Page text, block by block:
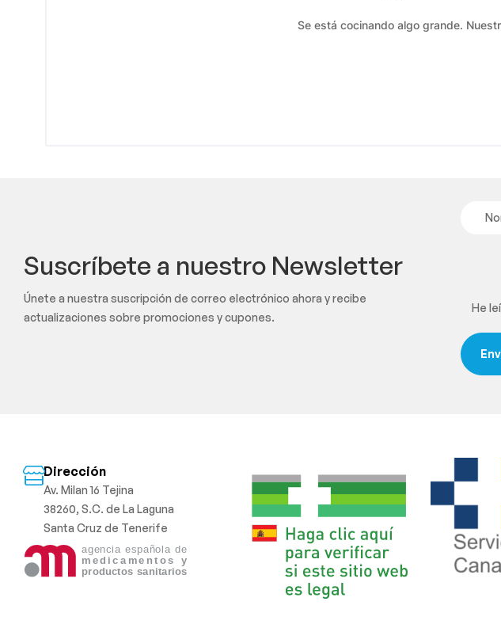
Se está cocinando algo grande.
Suscríbete a nuestro Newsletter
Únete a nuestra suscripción de correo electrónico ahora y recibe
actualizaciones sobre promociones y cupones.
He
Dirección
Av. Milan 16 Tejina
38260, S.C. de La Laguna
Santa Cruz de Tenerife